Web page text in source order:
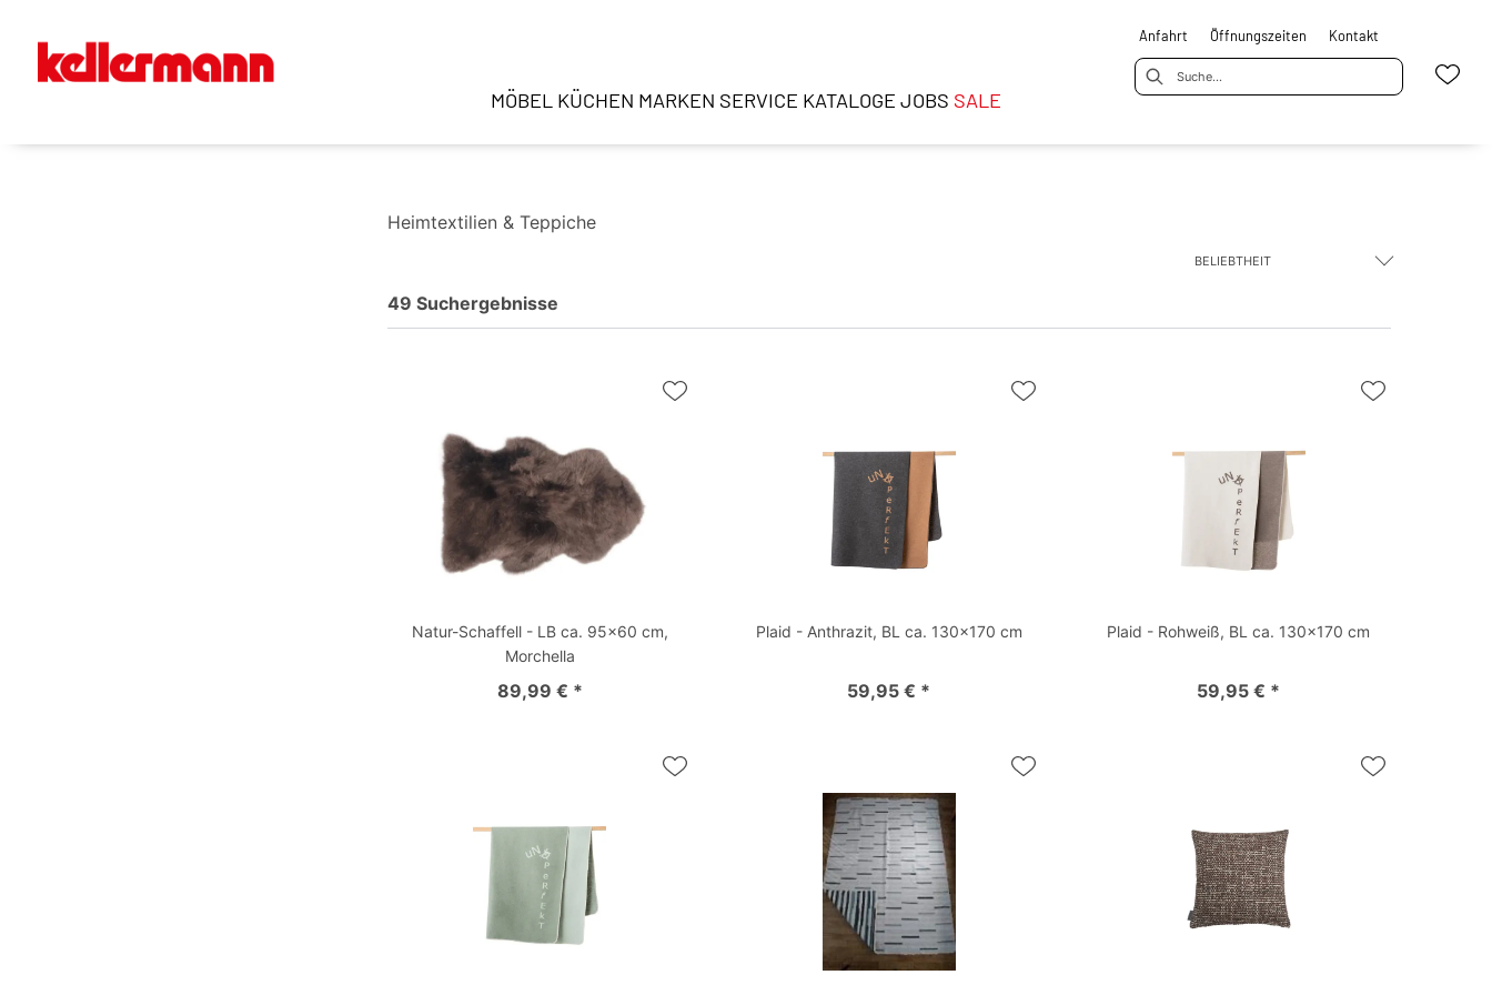
Anfahrt Öffnungszeiten Kontakt
MÖBEL KÜCHEN MARKEN SERVICE KATALOGE JOBS SALE
Heimtextilien & Teppiche
BELIEBTHEIT
49 Suchergebnisse
Natur-Schaffell - LB ca. 95x60 cm,
Morchella
89,99 € *
Plaid - Anthrazit, BL ca. 130x170 cm
59,95 € *
Plaid - Rohweiß, BL ca. 130x170 cm
59,95 € *